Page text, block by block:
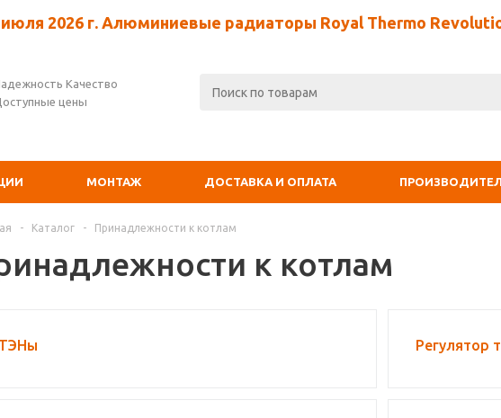
2026 г. Алюминиевые радиаторы Royal Thermo
Качество
цены
МОНТАЖ ДОСТАВКА И ОПЛАТА
- Каталог - Принадлежности к котлам
к котлам
ТЭНы Регулятор